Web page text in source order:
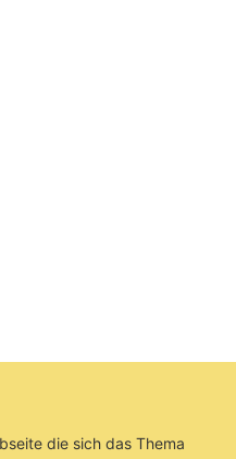
die sich das Thema